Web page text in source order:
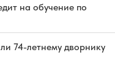
на обучение по
74-летнему дворнику